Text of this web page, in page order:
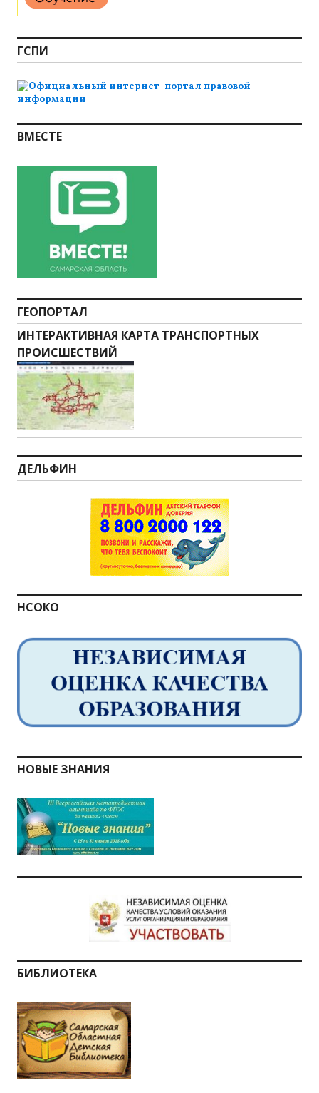
ГСПИ
ВМЕСТЕ
ГЕОПОРТАЛ
ИНТЕРАКТИВНАЯ КАРТА ТРАНСПОРТНЫХ
ПРОИСШЕСТВИЙ
ДЕЛЬФИН
НСОКО
НОВЫЕ ЗНАНИЯ
БИБЛИОТЕКА